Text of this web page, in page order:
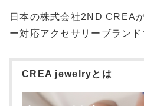
日本の株式会社2ND CREA
ー対応アクセサリーブランド
CREA jewelryとは